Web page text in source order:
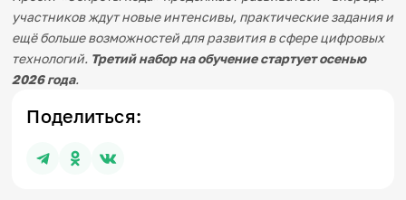
участников ждут новые интенсивы, практические задания и
ещё больше возможностей для развития в сфере цифровых
технологий. Третий набор на обучение стартует осенью
2026 года.
Поделиться: